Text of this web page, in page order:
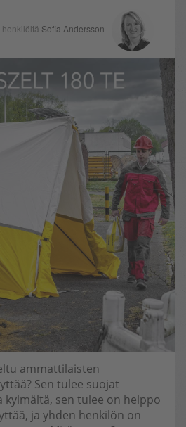
henkilöltä Sofia Andersson
ammattilaisten
Sen tulee suojat
kylmältä, sen tulee on helppo
ja yhden henkilön on